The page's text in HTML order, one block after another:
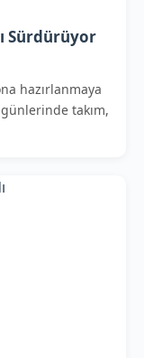
Sürdürüyor
hazırlanmaya
takım,